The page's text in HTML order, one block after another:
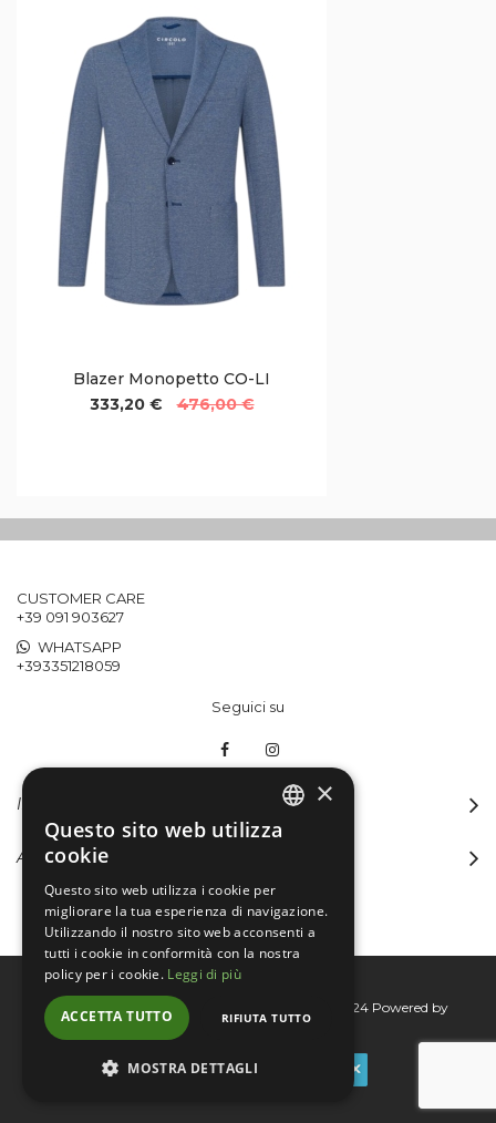
Blazer Monopetto CO-LI
333,20 €
476,00 €
CUSTOMER CARE
+39 091 903627
WHATSAPP
+393351218059
Seguici su
INFORMAZIONI
ACCOUNT
Bertini group srl © 2015-2026 - P.I. 06076830824 Powered by
Connecta
×
Questo sito web utilizza
cookie
Questo sito web utilizza i cookie per
migliorare la tua esperienza di navigazione.
Utilizzando il nostro sito web acconsenti a
tutti i cookie in conformità con la nostra
policy per i cookie. Leggi di più
ACCETTA TUTTO RIFIUTA TUTTO
MOSTRA DETTAGLI